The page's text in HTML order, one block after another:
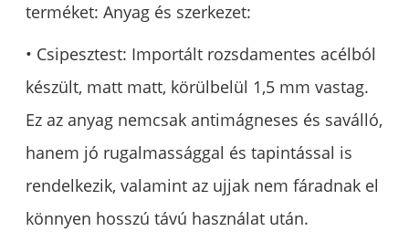
terméket: Anyag és szerkezet:
• Csipesztest: Importált rozsdamentes acélból
készült, matt matt, körülbelül 1,5 mm vastag.
Ez az anyag nemcsak antimágneses és saválló,
hanem jó rugalmassággal és tapintással is
rendelkezik, valamint az ujjak nem fáradnak el
könnyen hosszú távú használat után.